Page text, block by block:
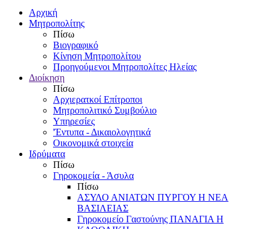
Αρχική
Μητροπολίτης
Πίσω
Βιογραφικό
Κίνηση Μητροπολίτου
Προηγούμενοι Μητροπολίτες Ηλείας
Διοίκηση
Πίσω
Αρχιερατκοί Επίτροποι
Μητροπολιτικό Συμβούλιο
Υπηρεσίες
'Έντυπα - Δικαιολογητικά
Οικονομικά στοιχεία
Ιδρύματα
Πίσω
Γηροκομεία - Άσυλα
Πίσω
ΑΣΥΛΟ ΑΝΙΑΤΩΝ ΠΥΡΓΟΥ Η ΝΕΑ
ΒΑΣΙΛΕΙΑΣ
Γηροκομείο Γαστούνης ΠΑΝΑΓΙΑ Η